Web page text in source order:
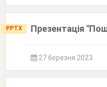
PPTX Презентація
27 березня 2023